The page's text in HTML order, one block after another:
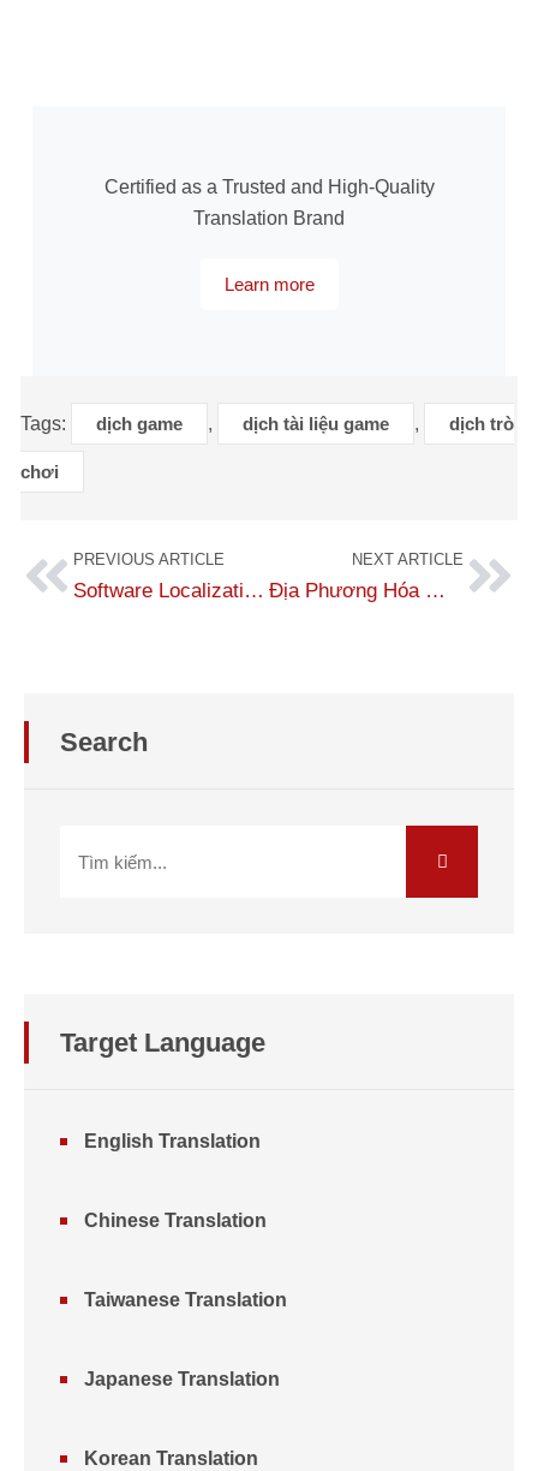
Certified as a Trusted and High-Quality
Translation Brand
Learn more
Tags: dịch game , dịch tài liệu game , dịch trò
chơi
PREVIOUS ARTICLE
Software Localization Services at No.1 Translation
NEXT ARTICLE
Địa Phương Hóa Website – Giải Pháp Toàn Diện Cho Doanh Nghiệp Toàn Cầu
Search
Target Language
English Translation
Chinese Translation
Taiwanese Translation
Japanese Translation
Korean Translation